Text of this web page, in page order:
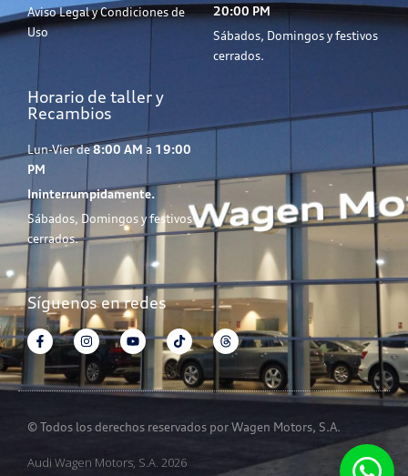
Aviso Legal y Condiciones de
Uso
20:00 PM
Sábados, Domingos y festivos
cerrados.
Horario de taller y
Recambios
Lun-Vier de8:00 AM a 19:00
PM
Ininterrumpidamente.
Sábados, Domingos y festivos
cerrados.
Síguenos en redes
© Todos los derechos reservados por Wagen Motors, S.A.
Audi Wagen Motors, S.A. 2026